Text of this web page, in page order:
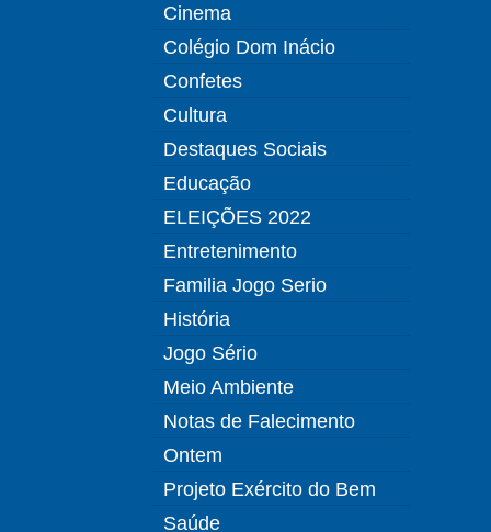
Cinema
Colégio Dom Inácio
Confetes
Cultura
Destaques Sociais
Educação
ELEIÇÕES 2022
Entretenimento
Familia Jogo Serio
História
Jogo Sério
Meio Ambiente
Notas de Falecimento
Ontem
Projeto Exército do Bem
Saúde